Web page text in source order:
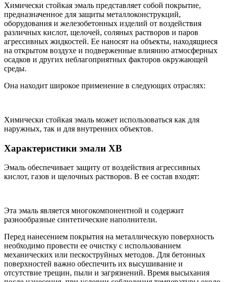
Химически стойкая эмаль представляет собой покрытие,
предназначенное для защиты металлоконструкций,
оборудования и железобетонных изделий от воздействия
различных кислот, щелочей, соляных растворов и паров
агрессивных жидкостей. Ее наносят на объекты, находящиеся
на открытом воздухе и подверженные влиянию атмосферных
осадков и других неблагоприятных факторов окружающей
среды.
Она находит широкое применение в следующих отраслях:
Химически стойкая эмаль может использоваться как для
наружных, так и для внутренних объектов.
Характеристики эмали ХВ
Эмаль обеспечивает защиту от воздействия агрессивных
кислот, газов и щелочных растворов. В ее состав входят:
Эта эмаль является многокомпонентной и содержит
разнообразные синтетические наполнители.
Перед нанесением покрытия на металлическую поверхность
необходимо провести ее очистку с использованием
механических или пескоструйных методов. Для бетонных
поверхностей важно обеспечить их высушивание и
отсутствие трещин, пыли и загрязнений. Время высыхания